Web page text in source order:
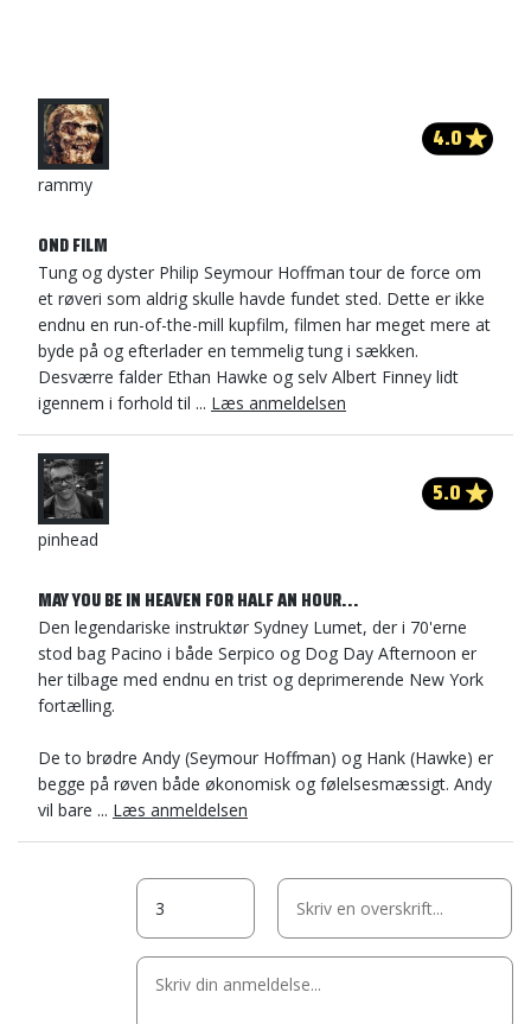
rammy
4.0
OND FILM
Tung og dyster Philip Seymour Hoffman tour de force om
et røveri som aldrig skulle havde fundet sted. Dette er ikke
endnu en run-of-the-mill kupfilm, filmen har meget mere at
byde på og efterlader en temmelig tung i sækken.
Desværre falder Ethan Hawke og selv Albert Finney lidt
igennem i forhold til ... Læs anmeldelsen
pinhead
5.0
MAY YOU BE IN HEAVEN FOR HALF AN HOUR...
Den legendariske instruktør Sydney Lumet, der i 70'erne
stod bag Pacino i både Serpico og Dog Day Afternoon er
her tilbage med endnu en trist og deprimerende New York
fortælling.
De to brødre Andy (Seymour Hoffman) og Hank (Hawke) er
begge på røven både økonomisk og følelsesmæssigt. Andy
vil bare ... Læs anmeldelsen